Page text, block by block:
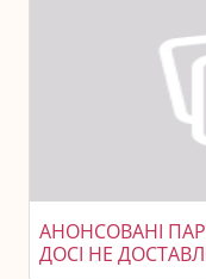
АНОНСОВАНІ
ДОСІ НЕ